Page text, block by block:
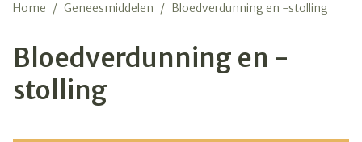
Home / Geneesmiddelen / Bloedverdunning en -stolling
Bloedverdunning en -
stolling